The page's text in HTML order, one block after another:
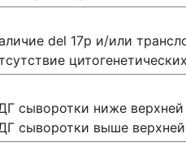
del 17p и/или
сыворотки ниже
сыворотки выше